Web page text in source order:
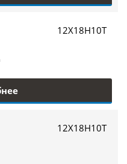
12Х18Н10Т
12Х18Н10Т